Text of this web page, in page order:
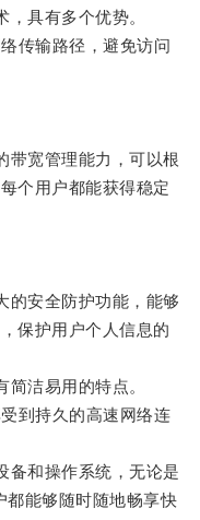
具有多个优势。
传输路径，避免访问
宽管理能力，可以根
个用户都能获得稳定
安全防护功能，能够
保护用户个人信息的
洁易用的特点。
到持久的高速网络连
和操作系统，无论是
都能够随时随地畅享快